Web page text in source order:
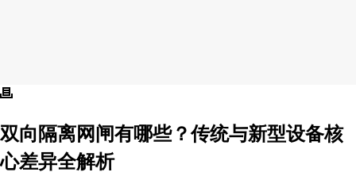
双向隔离网闸有哪些？传统与新型设备核
心差异全解析